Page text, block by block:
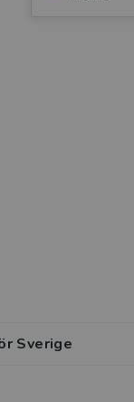
Sverige